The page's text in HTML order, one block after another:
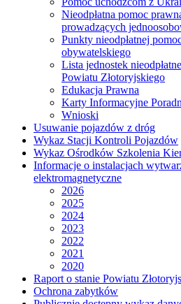
Nieodpłatna pomoc
prowadzących
Punkty nieodpłatnej
obywatelskiego
Lista jednostek
Powiatu Złotoryjskiego
Edukacja Prawna
Karty Informacyjne
Wnioski
Usuwanie pojazdów z dróg
Wykaz Stacji Kontroli Pojazdów
Wykaz Ośrodków Szkolenia
Informacje o instalacjach
elektromagnetyczne
2026
2025
2024
2023
2022
2021
2020
Raport o stanie Powiatu
Ochrona zabytków